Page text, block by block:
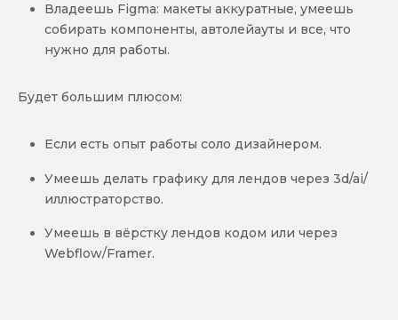
Владеешь Figma: макеты аккуратные, умеешь
собирать компоненты, автолейауты и все, что
нужно для работы.
Будет большим плюсом:
Если есть опыт работы соло дизайнером.
Умеешь делать графику для лендов через 3d/ai/
иллюстраторство.
Умеешь в вёрстку лендов кодом или через
Webflow/Framer.